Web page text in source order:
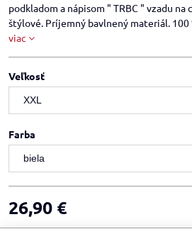
podkladom a nápisom " TRBC " vzadu na
štýlové. Príjemný bavlnený materiál. 100
viac
Veľkosť
Farba
26,90 €